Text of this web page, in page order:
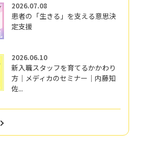
2026.07.08
患者の「生きる」を支える意思決
定支援
2026.06.10
新入職スタッフを育てるかかわり
方｜メディカのセミナー｜内藤知
佐...